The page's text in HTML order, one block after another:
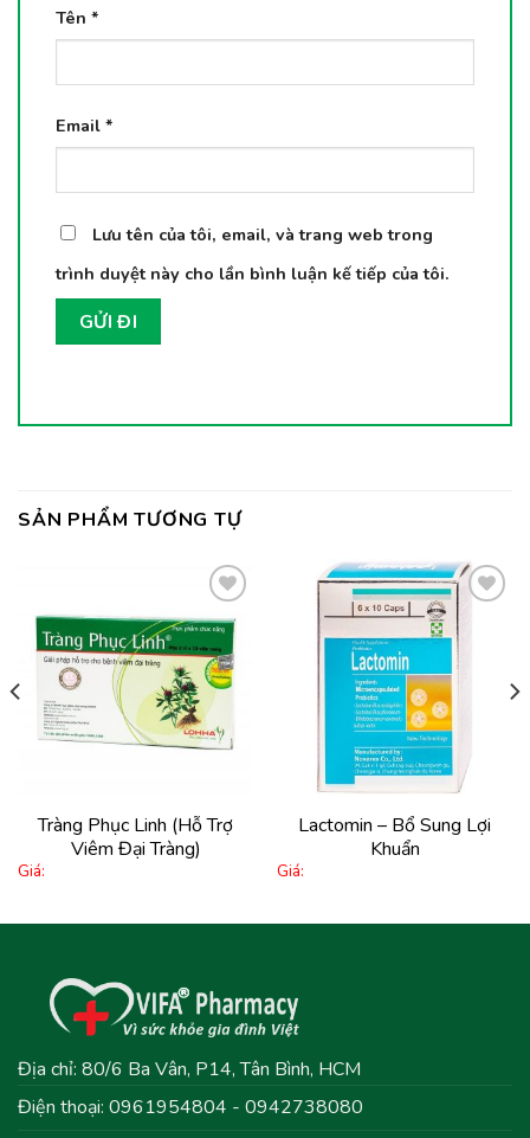
Tên *
Email *
Lưu tên của tôi, email, và trang web trong
trình duyệt này cho lần bình luận kế tiếp của tôi.
SẢN PHẨM TƯƠNG TỰ
Thêm
vào
yêu
thích
Tràng Phục Linh (Hỗ Trợ
Viêm Đại Tràng)
Giá:
Lactomin – Bổ Sung Lợi
Khuẩn
Giá:
Địa chỉ: 80/6 Ba Vân, P14, Tân Bình, HCM
Điện thoại: 0961954804 - 0942738080